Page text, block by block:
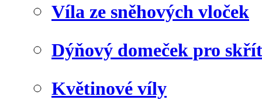
Víla ze sněhových vloček
Dýňový domeček pro
Květinové víly